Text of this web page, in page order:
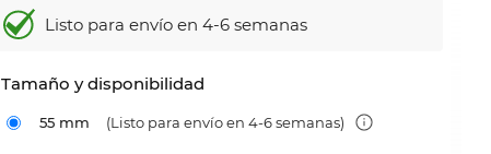
Listo para envío en 4-6 semanas
Tamaño y disponibilidad
55 mm (Listo para envío en 4-6 semanas)